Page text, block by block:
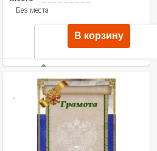
Без места
В корзину